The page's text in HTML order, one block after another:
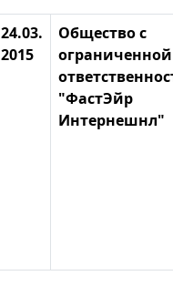
24.03.
2015
Общество с
ограниченной
"ФастЭйр
Интернешнл"